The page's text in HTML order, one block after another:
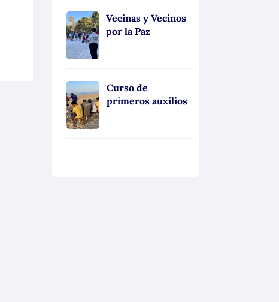
Vecinas y Vecinos
por la Paz
Curso de
primeros auxilios